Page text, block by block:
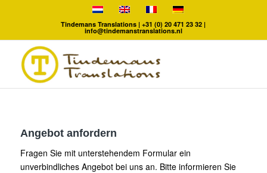
Tindemans Translations |+31 (0) 20 471 23 32 |
info@tindemanstranslations.nl
Angebot anfordern
Fragen Sie mit unterstehendem Formular ein
unverbindliches Angebot bei uns an. Bitte informieren Sie